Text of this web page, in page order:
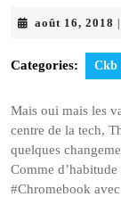
août 16, 2018
Categories: Ckb
Mais oui mais les
centre de la tech,
quelques
Comme
#Chromebook